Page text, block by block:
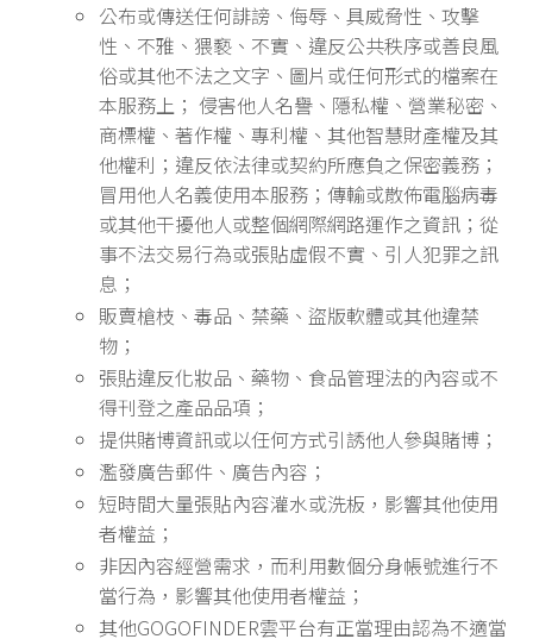
公布或傳送任何誹謗、侮辱、具威脅性、攻擊
性、不雅、猥褻、不實、違反公共秩序或善良風
俗或其他不法之文字、圖片或任何形式的檔案在
本服務上； 侵害他人名譽、隱私權、營業秘密、
商標權、著作權、專利權、其他智慧財產權及其
他權利；違反依法律或契約所應負之保密義務；
冒用他人名義使用本服務；傳輸或散佈電腦病毒
或其他干擾他人或整個網際網路運作之資訊；從
事不法交易行為或張貼虛假不實、引人犯罪之訊
息；
販賣槍枝、毒品、禁藥、盜版軟體或其他違禁
物；
張貼違反化妝品、藥物、食品管理法的內容或不
得刊登之產品品項；
提供賭博資訊或以任何方式引誘他人參與賭博；
濫發廣告郵件、廣告內容；
短時間大量張貼內容灌水或洗板，影響其他使用
者權益；
非因內容經營需求，而利用數個分身帳號進行不
當行為，影響其他使用者權益；
其他GOGOFINDER雲平台有正當理由認為不適當